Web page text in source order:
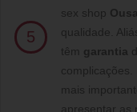
5
sex shop
qualidade.
têm garantia
mais
apresentar as